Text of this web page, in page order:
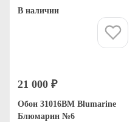
В наличии
21 000 ₽
Обои 31016BM Blumarine
Блюмарин №6